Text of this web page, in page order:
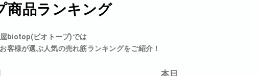
商品ランキング
biotop(ビオトープ)では
客様が選ぶ人気の売れ筋ランキングをご紹介！
本日